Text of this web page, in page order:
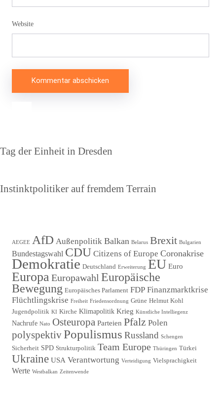
Website
Vorheriger
Tag der Einheit in Dresden
Nächster
Instinktpolitiker auf fremdem Terrain
AEGEE AfD Außenpolitik Balkan Belarus Brexit Bulgarien
Bundestagswahl CDU Citizens of Europe Coronakrise
Demokratie Deutschland Erweiterung EU Euro
Europa Europawahl Europäische
Bewegung Europäisches Parlament FDP Finanzmarktkrise
Flüchtlingskrise Freiheit Friedensordnung Grüne Helmut Kohl
Jugendpolitik KI Kirche Klimapolitik Krieg Künstliche Intelliegenz
Nachrufe Nato Osteuropa Parteien Pfalz Polen
polyspektivPopulismus Russland Schengen
Sicherheit SPD Strukturpolitik Team Europe Thüringen Türkei
Ukraine USA Verantwortung Verteidigung Vielsprachigkeit
Werte Westbalkan Zeitenwende